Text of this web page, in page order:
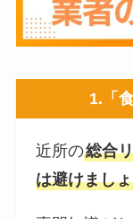
1.「
近所の総合
は避けまし